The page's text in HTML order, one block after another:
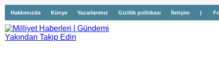
Hakkımızda Künye Yazarlarımız Gizlilik politikası İletişim |